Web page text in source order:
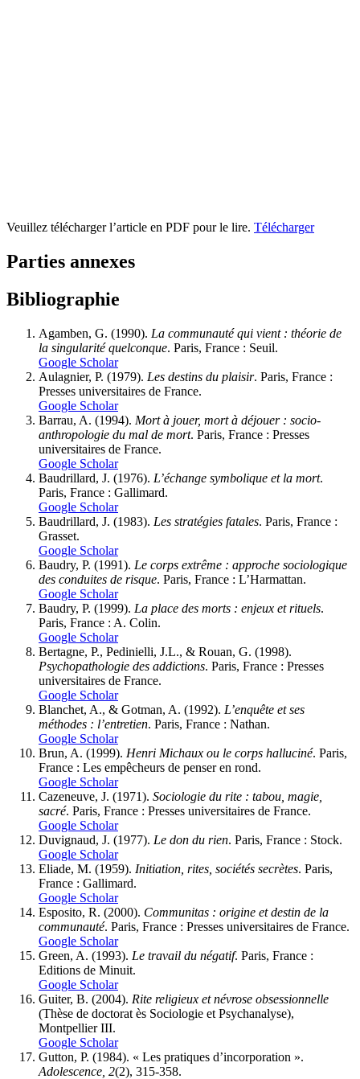
Veuillez télécharger l’article en PDF pour le lire. Télécharger
Parties annexes
Bibliographie
Agamben, G. (1990). La communauté qui vient : théorie de
la singularité quelconque. Paris, France : Seuil.
Google Scholar
Aulagnier, P. (1979). Les destins du plaisir. Paris, France :
Presses universitaires de France.
Google Scholar
Barrau, A. (1994). Mort à jouer, mort à déjouer : socio-
anthropologie du mal de mort. Paris, France : Presses
universitaires de France.
Google Scholar
Baudrillard, J. (1976). L’échange symbolique et la mort.
Paris, France : Gallimard.
Google Scholar
Baudrillard, J. (1983). Les stratégies fatales. Paris, France :
Grasset.
Google Scholar
Baudry, P. (1991). Le corps extrême : approche sociologique
des conduites de risque. Paris, France : L’Harmattan.
Google Scholar
Baudry, P. (1999). La place des morts : enjeux et rituels.
Paris, France : A. Colin.
Google Scholar
Bertagne, P., Pedinielli, J.L., & Rouan, G. (1998).
Psychopathologie des addictions. Paris, France : Presses
universitaires de France.
Google Scholar
Blanchet, A., & Gotman, A. (1992). L’enquête et ses
méthodes : l’entretien. Paris, France : Nathan.
Google Scholar
Brun, A. (1999). Henri Michaux ou le corps halluciné. Paris,
France : Les empêcheurs de penser en rond.
Google Scholar
Cazeneuve, J. (1971). Sociologie du rite : tabou, magie,
sacré. Paris, France : Presses universitaires de France.
Google Scholar
Duvignaud, J. (1977). Le don du rien. Paris, France : Stock.
Google Scholar
Eliade, M. (1959). Initiation, rites, sociétés secrètes. Paris,
France : Gallimard.
Google Scholar
Esposito, R. (2000). Communitas : origine et destin de la
communauté. Paris, France : Presses universitaires de France.
Google Scholar
Green, A. (1993). Le travail du négatif. Paris, France :
Editions de Minuit.
Google Scholar
Guiter, B. (2004). Rite religieux et névrose obsessionnelle
(Thèse de doctorat ès Sociologie et Psychanalyse),
Montpellier III.
Google Scholar
Gutton, P. (1984). « Les pratiques d’incorporation ».
Adolescence, 2(2), 315-358.